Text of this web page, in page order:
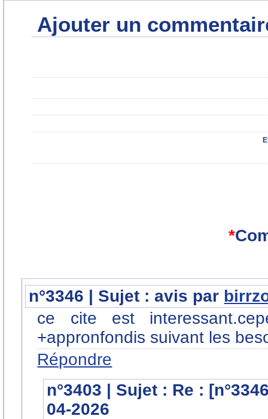
Ajouter un
*
n°3346 | Sujet : avis par
ce cite est
+appronfondis suivant les
Répondre
n°3403 | Sujet : Re :
04-2026